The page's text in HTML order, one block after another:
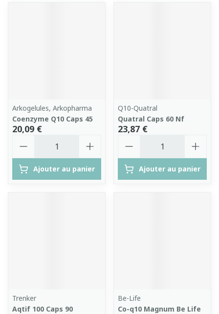
Arkogelules, Arkopharma
Coenzyme Q10 Caps 45
20,09 €
Ajouter au panier
Q10-Quatral
Quatral Caps 60 Nf
23,87 €
Ajouter au panier
Trenker
Aqtif 100 Caps 90
Be-Life
Co-q10 Magnum Be Life